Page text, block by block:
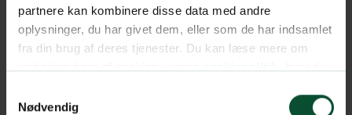
partnere kan kombinere disse data med andre
oplysninger, du har givet dem, eller som de har indsamlet
fra din brug af deres tjenester. Du kan læse mere om
Nødvendig